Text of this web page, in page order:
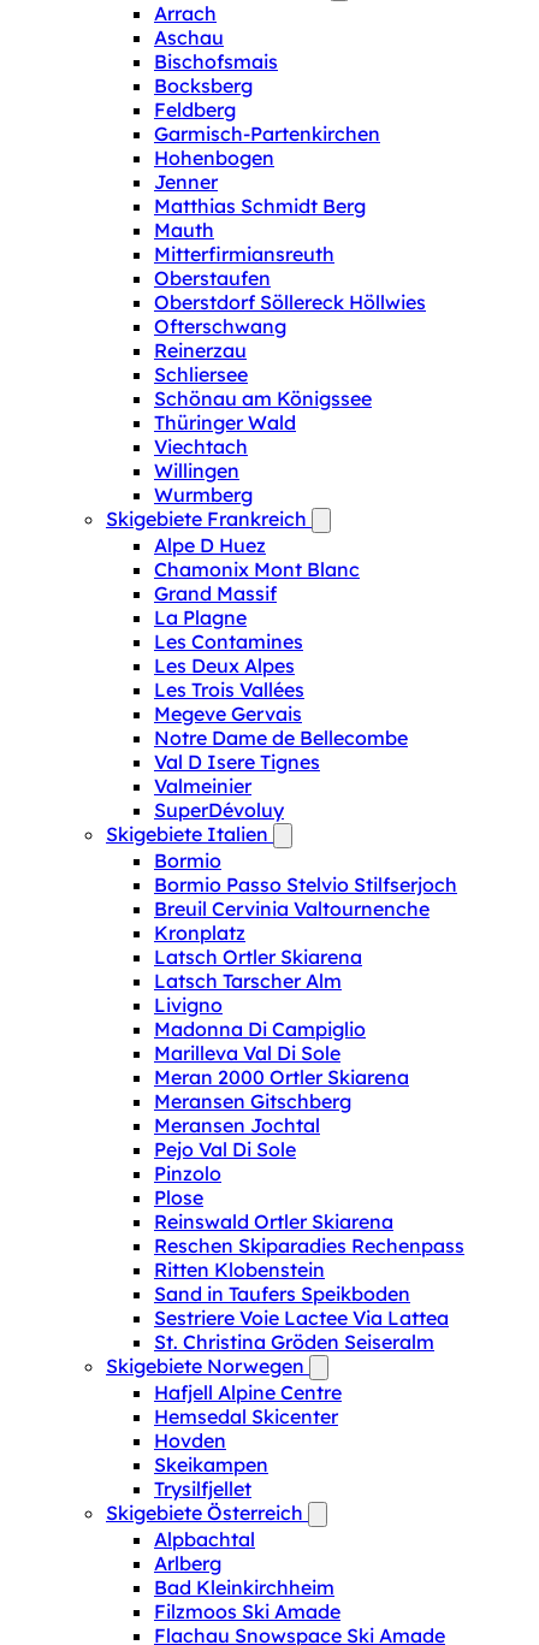
Arrach
Aschau
Bischofsmais
Bocksberg
Feldberg
Garmisch-Partenkirchen
Hohenbogen
Jenner
Matthias Schmidt Berg
Mauth
Mitterfirmiansreuth
Oberstaufen
Oberstdorf Söllereck Höllwies
Ofterschwang
Reinerzau
Schliersee
Schönau am Königssee
Thüringer Wald
Viechtach
Willingen
Wurmberg
Skigebiete Frankreich
Alpe D Huez
Chamonix Mont Blanc
Grand Massif
La Plagne
Les Contamines
Les Deux Alpes
Les Trois Vallées
Megeve Gervais
Notre Dame de Bellecombe
Val D Isere Tignes
Valmeinier
SuperDévoluy
Skigebiete Italien
Bormio
Bormio Passo Stelvio Stilfserjoch
Breuil Cervinia Valtournenche
Kronplatz
Latsch Ortler Skiarena
Latsch Tarscher Alm
Livigno
Madonna Di Campiglio
Marilleva Val Di Sole
Meran 2000 Ortler Skiarena
Meransen Gitschberg
Meransen Jochtal
Pejo Val Di Sole
Pinzolo
Plose
Reinswald Ortler Skiarena
Reschen Skiparadies Rechenpass
Ritten Klobenstein
Sand in Taufers Speikboden
Sestriere Voie Lactee Via Lattea
St. Christina Gröden Seiseralm
Skigebiete Norwegen
Hafjell Alpine Centre
Hemsedal Skicenter
Hovden
Skeikampen
Trysilfjellet
Skigebiete Österreich
Alpbachtal
Arlberg
Bad Kleinkirchheim
Filzmoos Ski Amade
Flachau Snowspace Ski Amade